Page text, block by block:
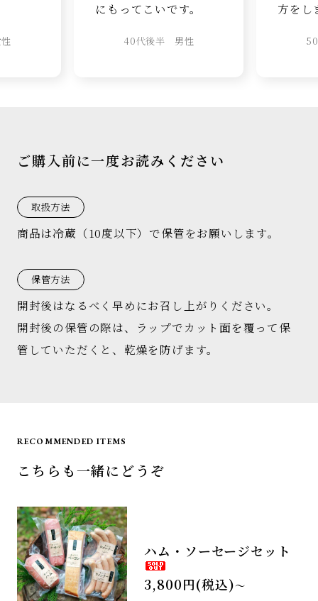
にもってこいです。
40代後半 男性
方をし
ご購入前に一度お読みください
取扱方法
商品は冷蔵（10度以下）で保管をお願いします。
保管方法
開封後はなるべく早めにお召し上がりください。
開封後の保管の際は、ラップでカット面を覆って保
管していただくと、乾燥を防げます。
RECOMMENDED ITEMS
こちらも一緒にどうぞ
ハム・ソーセージセット
3,800円(税込)〜